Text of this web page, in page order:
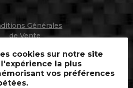
Générales
de Vente
Légales
Général
des Données
cookies sur notre site
la plus
vos préférences